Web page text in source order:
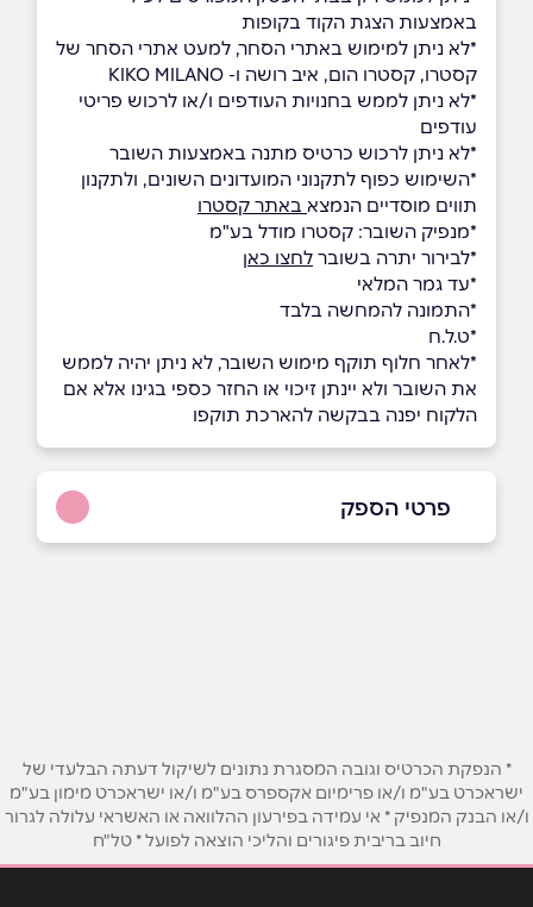
באמצעות הצגת הקוד בקופות
*לא ניתן למימוש באתרי הסחר, למעט אתרי הסחר של
קסטרו, קסטרו הום, איב רושה ו- KIKO MILANO
*לא ניתן לממש בחנויות העודפים ו/או לרכוש פריטי
עודפים
*לא ניתן לרכוש כרטיס מתנה באמצעות השובר
*השימוש כפוף לתקנוני המועדונים השונים, ולתקנון
תווים מוסדיים הנמצא באתר קסטרו
*מנפיק השובר: קסטרו מודל בע"מ
*לבירור יתרה בשובר לחצו כאן
*עד גמר המלאי
*התמונה להמחשה בלבד
*ט.ל.ח
*לאחר חלוף תוקף מימוש השובר, לא ניתן יהיה לממש
את השובר ולא יינתן זיכוי או החזר כספי בגינו אלא אם
הלקוח יפנה בבקשה להארכת תוקפו
פרטי הספק
שם מלא*
טלפון*
* הנפקת הכרטיס וגובה המסגרת נתונים לשיקול דעתה הבלעדי של
ישראכרט בע"מ ו/או פרימיום אקספרס בע"מ ו/או ישראכרט מימון בע"מ
ו/או הבנק המנפיק * אי עמידה בפירעון ההלוואה או האשראי עלולה לגרור
חיוב בריבית פיגורים והליכי הוצאה לפועל * טל"ח